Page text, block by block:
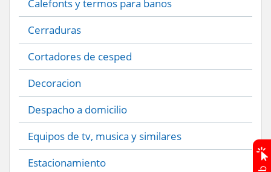
Calefonts y termos para banos
Cerraduras
Cortadores de cesped
Decoracion
Despacho a domicilio
Equipos de tv, musica y similares
Estacionamiento